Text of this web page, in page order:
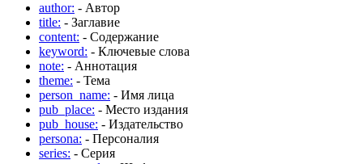
author: - Автор
title: - Заглавие
content: - Содержание
keyword: - Ключевые слова
note: - Аннотация
theme: - Тема
person_name: - Имя лица
pub_place: - Место издания
pub_house: - Издательство
persona: - Персоналия
series: - Серия